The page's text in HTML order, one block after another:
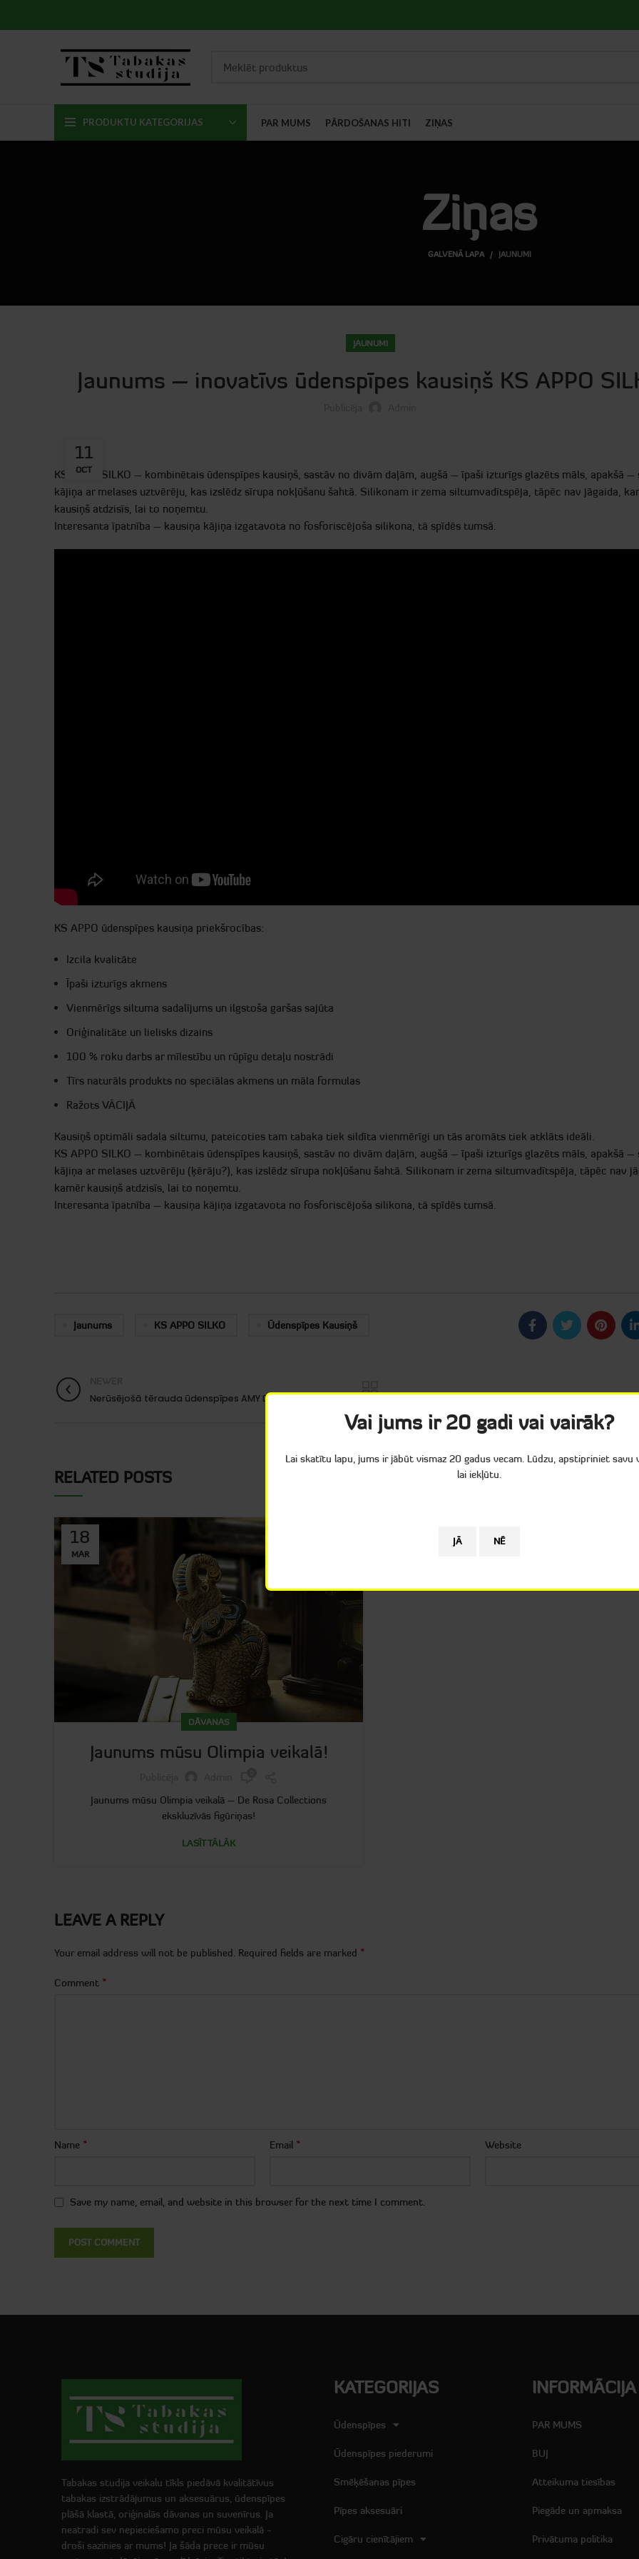
PRODUKTU KATEGORIJAS PAR MUMS PĀRDOŠANAS HITI ZIŅAS
Ziņas
GALVENĀ LAPA JAUNUMI
JAUNUMI
Jaunums – inovatīvs ūdenspīpes kausiņš KS APPO
11
OCT
KS APPO SILKO – kombinētais ūdenspīpes kausiņš, sastāv no divām daļām, augšā – īpaši izturīgs glazēts māls, apakšā –
kājiņa ar melases uztvērēju, kas izslēdz sīrupa nokļūšanu šahtā. Silikonam ir zema siltumvadītspēja, tāpēc nav jāgaida,
kausiņš atdzisīs, lai to noņemtu.
Interesanta īpatnība – kausiņa kājiņa izgatavota no fosforiscējoša silikona, tā spīdēs tumsā.
KS APPO ūdenspīpes kausiņa priekšrocības:
Izcila kvalitāte
Īpaši izturīgs akmens
Vienmērīgs siltuma sadalījums un ilgstoša garšas sajūta
Oriģinalitāte un lielisks dizains
100 % roku darbs ar mīlestību un rūpīgu detaļu nostrādi
Tīrs naturāls produkts no speciālas akmens un māla formulas
Ražots VĀCIJĀ
Kausiņš optimāli sadala siltumu, pateicoties tam tabaka tiek sildīta vienmērīgi un tās aromāts tiek atklāts ideāli.
KS APPO SILKO – kombinētais ūdenspīpes kausiņš, sastāv no divām daļām, augšā – īpaši izturīgs glazēts māls, apakšā –
kājiņa ar melases uztvērēju (ķērāju?), kas izslēdz sīrupa nokļūšanu šahtā. Silikonam ir zema siltumvadītspēja, tāpēc nav
kamēr kausiņš atdzisīs, lai to noņemtu.
Interesanta īpatnība – kausiņa kājiņa izgatavota no fosforiscējoša silikona, tā spīdēs tumsā.
Jaunums KS APPO SILKO Ūdenspīpes Kausiņš
Nerūsējošā tērauda ūdenspīpes AMY DELUXE
RELATED POSTS
18
MAR
DĀVANAS
Jaunums mūsu Olimpia veikalā!
Jaunums mūsu Olimpia veikalā – De Rosa Collections
ekskluzīvās figūriņas!
LASĪT TĀLĀK
LEAVE A REPLY
Your email address will not be published. Required fields are marked *
Comment *
Name * Email * Website
Save my name, email, and website in this browser for the next time I comment.
Tabakas studija veikalu tīkls piedāvā kvalitātīvus
tabakas izstrādājumus un aksesuārus, ūdenspīpes
plāšā klastā, oriģinalās dāvanas un suvenīrus. Ja
neatradi sev nepieciešamo preci mūsu veikalā -
droši sazinies ar mums! Ja šāda prece ir mūsu
KATEGORIJAS
Ūdenspīpes
Ūdenspīpes piederumi
Smēķēšanas pīpes
Pīpes aksesuāri
Cigāru cienītājiem
INFORMĀCIJA
PAR MUMS
BUJ
Atteikuma tiesības
Piegāde un apmaksa
Privātuma politika
Vai jums ir 20 gadi vai vairāk?
Lai skatītu lapu, jums ir jābūt vismaz 20 gadus vecam. Lūdzu, apstipriniet savu
lai iekļūtu.